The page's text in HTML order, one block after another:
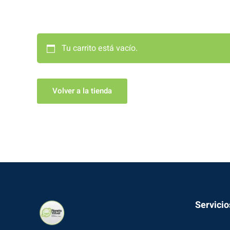
Tu carrito está vacío.
Volver a la tienda